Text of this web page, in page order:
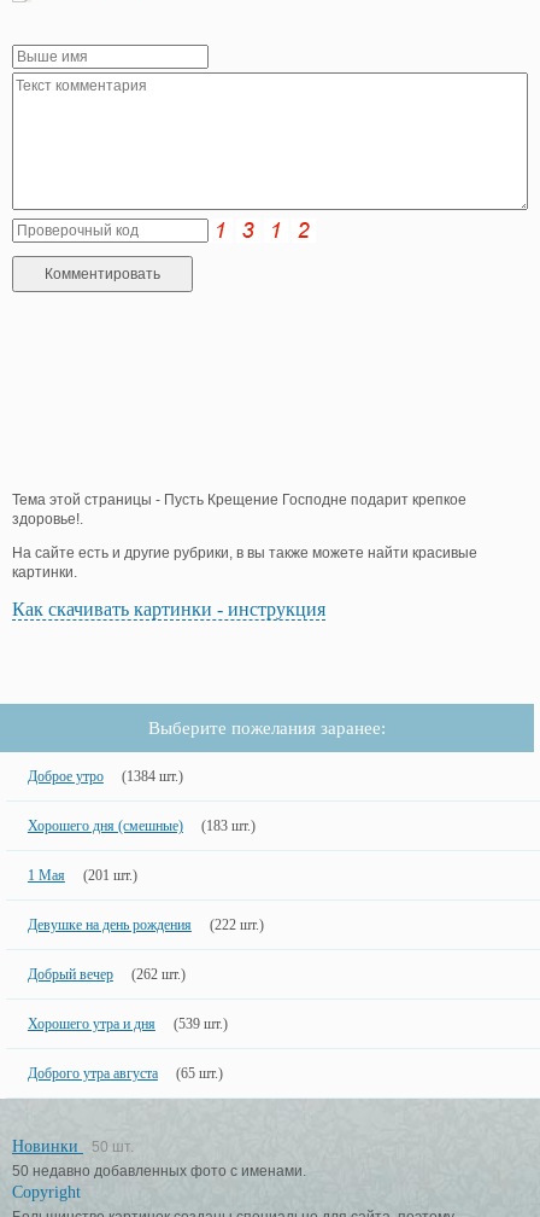
Тема этой страницы - Пусть Крещение Господне подарит крепкое
здоровье!.
На сайте есть и другие рубрики, в вы также можете найти красивые
картинки.
Как скачивать картинки - инструкция
Выберите пожелания заранее:
Доброе утро (1384 шт.)
Хорошего дня (смешные) (183 шт.)
1 Мая (201 шт.)
Девушке на день рождения (222 шт.)
Добрый вечер (262 шт.)
Хорошего утра и дня (539 шт.)
Доброго утра августа (65 шт.)
Новинки
50 шт.
50 недавно добавленных фото с именами.
Copyright